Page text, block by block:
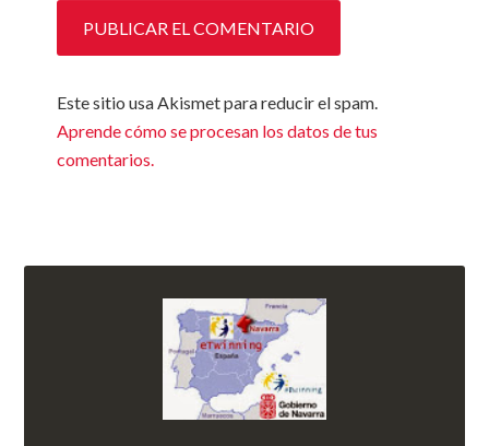
Este sitio usa Akismet para reducir el spam.
Aprende cómo se procesan los datos de tus
comentarios.